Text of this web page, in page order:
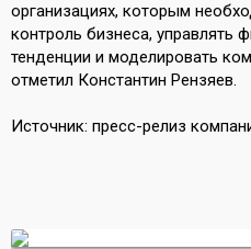
организациях, которым
контроль бизнеса, управлять
тенденции и моделировать
отметил Константин Рензяев.
Источник: пресс-релиз